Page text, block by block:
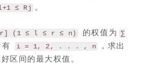
≤ Rj 。
(1 ≤ l ≤ r ≤ n) 的权值为 ∑
i = 1, 2, . . . , n
，求出
区间的最大权值。